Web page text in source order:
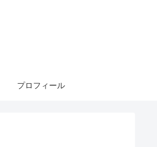
プロフィール